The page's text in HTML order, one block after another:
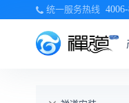
统一服务热线